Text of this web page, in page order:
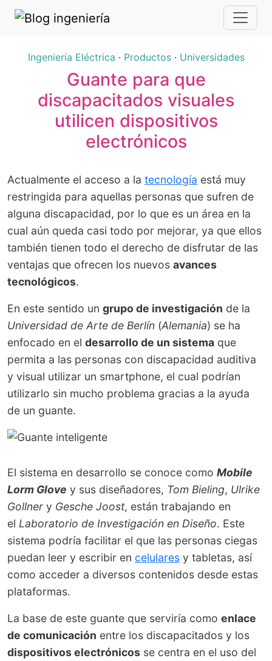
Ingeniería Eléctrica · Productos· Universidades
Guante para que
discapacitados visuales
utilicen dispositivos
electrónicos
Actualmente el acceso a la tecnología está muy
restringida para aquellas personas que sufren de
alguna discapacidad, por lo que es un área en la
cual aún queda casi todo por mejorar, ya que ellos
también tienen todo el derecho de disfrutar de las
ventajas que ofrecen los nuevos avances
tecnológicos.
En este sentido un grupo de investigación de la
Universidad de Arte de Berlín (Alemania) se ha
enfocado en el desarrollo de un sistema que
permita a las personas con discapacidad auditiva
y visual utilizar un smartphone, el cual podrían
utilizarlo sin mucho problema gracias a la ayuda
de un guante.
El sistema en desarrollo se conoce como Mobile
Lorm Glove y sus diseñadores, Tom Bieling, Ulrike
Gollner y Gesche Joost, están trabajando en
el Laboratorio de Investigación en Diseño. Este
sistema podría facilitar el que las personas ciegas
puedan leer y escribir en celulares y tabletas, así
como acceder a diversos contenidos desde estas
plataformas.
La base de este guante que serviría como enlace
de comunicación entre los discapacitados y los
dispositivos electrónicos se centra en el uso del